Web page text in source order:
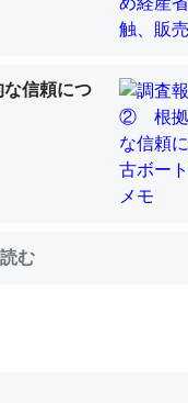
る。電池残量や充電中か
ル導入でコミュニケーショ
1週間とかの人が多いそ
信頼につ
む